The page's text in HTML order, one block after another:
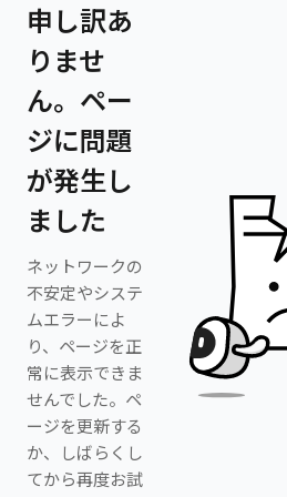
申し訳あ
りませ
ん。ペー
ジに問題
が発生し
ました
ネットワークの
不安定やシステ
ムエラーによ
り、ページを正
常に表示できま
せんでした。ペ
ージを更新する
か、しばらくし
てから再度お試